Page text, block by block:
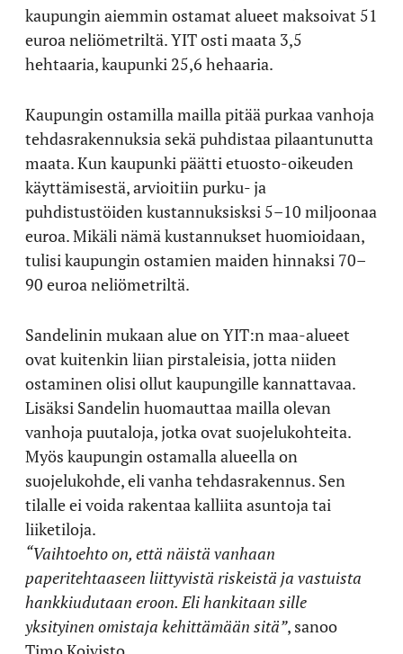
kaupungin aiemmin ostamat alueet maksoivat 51
euroa neliömetriltä. YIT osti maata 3,5
hehtaaria, kaupunki 25,6 hehaaria.
Kaupungin ostamilla mailla pitää purkaa vanhoja
tehdasrakennuksia sekä puhdistaa pilaantunutta
maata. Kun kaupunki päätti etuosto-oikeuden
käyttämisestä, arvioitiin purku- ja
puhdistustöiden kustannuksisksi 5–10 miljoonaa
euroa. Mikäli nämä kustannukset huomioidaan,
tulisi kaupungin ostamien maiden hinnaksi 70–
90 euroa neliömetriltä.
Sandelinin mukaan alue on YIT:n maa-alueet
ovat kuitenkin liian pirstaleisia, jotta niiden
ostaminen olisi ollut kaupungille kannattavaa.
Lisäksi Sandelin huomauttaa mailla olevan
vanhoja puutaloja, jotka ovat suojelukohteita.
Myös kaupungin ostamalla alueella on
suojelukohde, eli vanha tehdasrakennus. Sen
tilalle ei voida rakentaa kalliita asuntoja tai
liiketiloja.
“Vaihtoehto on, että näistä vanhaan
paperitehtaaseen liittyvistä riskeistä ja vastuista
hankkiudutaan eroon. Eli hankitaan sille
yksityinen omistaja kehittämään sitä”, sanoo